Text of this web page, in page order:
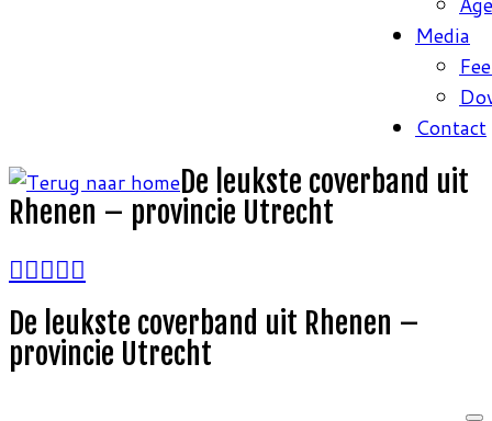
Media
Contact
De leukste coverband uit
Rhenen – provincie Utrecht
De leukste coverband uit Rhenen –
provincie Utrecht